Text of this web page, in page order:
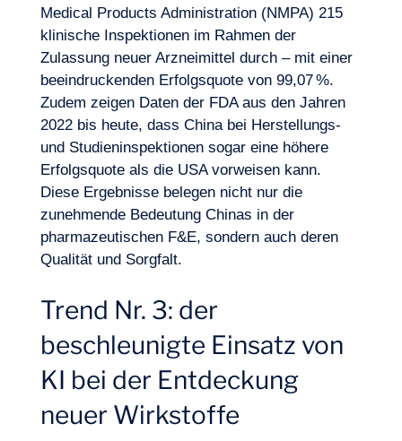
Medical Products Administration (NMPA) 215
klinische Inspektionen im Rahmen der
Zulassung neuer Arzneimittel durch – mit einer
beeindruckenden Erfolgsquote von 99,07 %.
Zudem zeigen Daten der FDA aus den Jahren
2022 bis heute, dass China bei Herstellungs-
und Studieninspektionen sogar eine höhere
Erfolgsquote als die USA vorweisen kann.
Diese Ergebnisse belegen nicht nur die
zunehmende Bedeutung Chinas in der
pharmazeutischen F&E, sondern auch deren
Qualität und Sorgfalt.
Trend Nr. 3: der
beschleunigte Einsatz von
KI bei der Entdeckung
neuer Wirkstoffe